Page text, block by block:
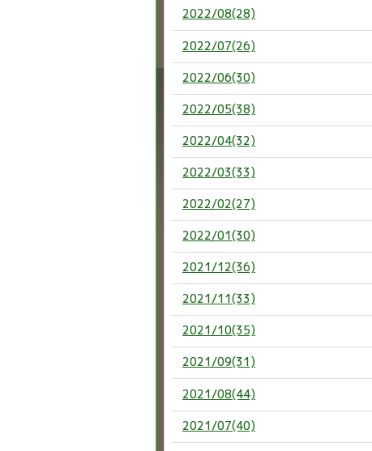
2022/08(28)
2022/07(26)
2022/06(30)
2022/05(38)
2022/04(32)
2022/03(33)
2022/02(27)
2022/01(30)
2021/12(36)
2021/11(33)
2021/10(35)
2021/09(31)
2021/08(44)
2021/07(40)